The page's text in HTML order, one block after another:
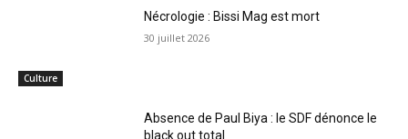
Culture
Nécrologie : Bissi Mag est mort
30 juillet 2026
Absence de Paul Biya : le SDF dénonce le
black out total